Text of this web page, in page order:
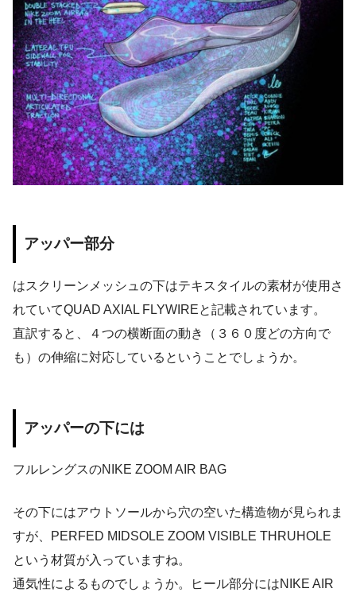
アッパー部分
はスクリーンメッシュの下はテキスタイルの素材が使用さ
れていてQUAD AXIAL FLYWIREと記載されています。
直訳すると、４つの横断面の動き（３６０度どの方向で
も）の伸縮に対応しているということでしょうか。
アッパーの下には
フルレングスのNIKE ZOOM AIR BAG
その下にはアウトソールから穴の空いた構造物が見られま
すが、PERFED MIDSOLE ZOOM VISIBLE THRUHOLE
という材質が入っていますね。
通気性によるものでしょうか。ヒール部分にはNIKE AIR